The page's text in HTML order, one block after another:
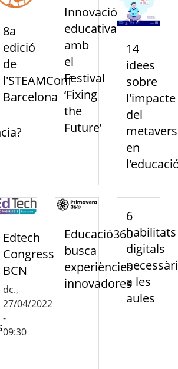
8a
edició
de
l'STEAMConf
Barcelona
Innovació
educativa
amb
el
Festival
‘Fixing
the
Future’
14
idees
sobre
l'impacte
del
metavers
en
Edtech
Congress
BCN
dc.,
27/04/2022
-
09:30
Educació360
busca
experiències
innovadores
6
habilitats
digitals
a les
aules